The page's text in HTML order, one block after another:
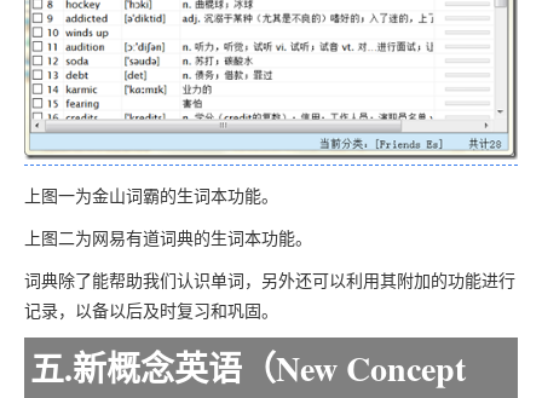
上图一为金山词霸的生词本功能。
上图二为网易有道词典的生词本功能。
词典除了能帮助我们认识单词，另外还可以利用其附加的功能进行
记录，以备以后及时复习和巩固。
五.新概念英语（New Concept